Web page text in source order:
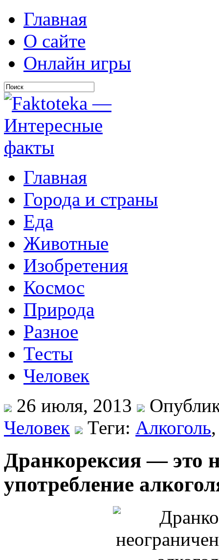
Главная
О сайте
Онлайн игры
Главная
Города и страны
Еда
Животные
Изобретения
Космос
Природа
Разное
Тесты
Человек
26 июля, 2013
Человек
Теги: Алкоголь
Дранкорексия — это
употребление